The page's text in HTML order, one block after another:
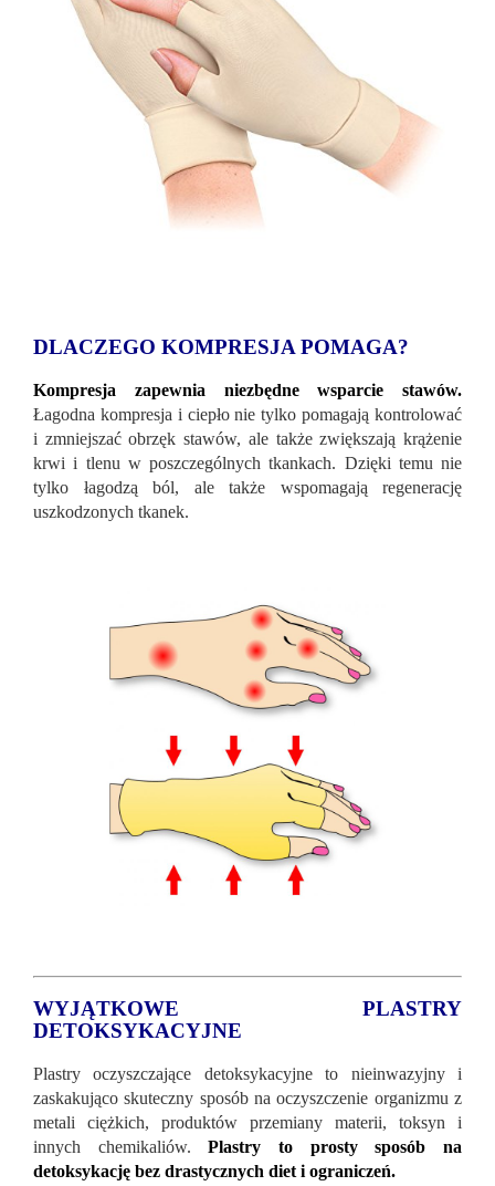
DLACZEGO KOMPRESJA POMAGA?
Kompresja zapewnia niezbędne wsparcie stawów.
Łagodna kompresja i ciepło nie tylko pomagają kontrolować
i zmniejszać obrzęk stawów, ale także zwiększają krążenie
krwi i tlenu w poszczególnych tkankach. Dzięki temu nie
tylko łagodzą ból, ale także wspomagają regenerację
uszkodzonych tkanek.
WYJĄTKOWE PLASTRY
DETOKSYKACYJNE
Plastry oczyszczające detoksykacyjne to nieinwazyjny i
zaskakująco skuteczny sposób na oczyszczenie organizmu z
metali ciężkich, produktów przemiany materii, toksyn i
innych chemikaliów.
Plastry to prosty sposób na
detoksykację bez drastycznych diet i ograniczeń.